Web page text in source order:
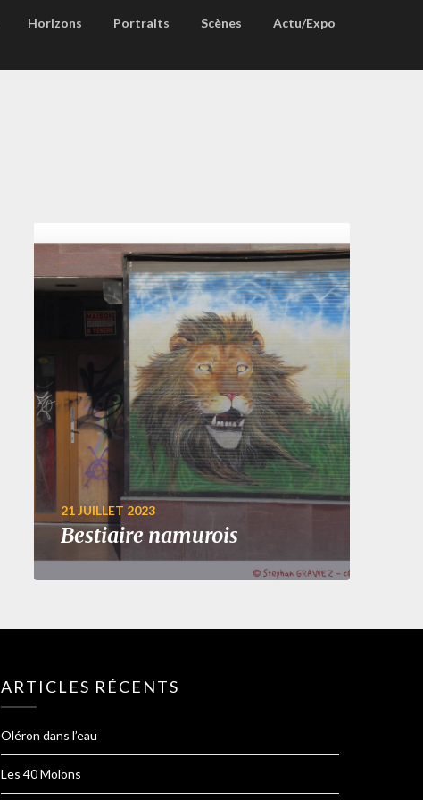
Horizons Portraits Scènes Actu/Expo
21 JUILLET 2023
Bestiaire namurois
ARTICLES RÉCENTS
Oléron dans l’eau
Les 40 Molons